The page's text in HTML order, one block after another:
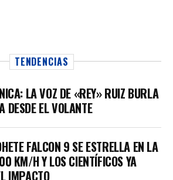
TENDENCIAS
LA VOZ DE «REY» RUIZ BURLA
DESDE EL VOLANTE
FALCON 9 SE ESTRELLA EN LA
KM/H Y LOS CIENTÍFICOS YA
IMPACTO